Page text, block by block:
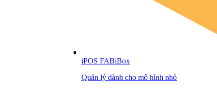
iPOS FABiBox
Quản lý dành cho mô hình nhỏ